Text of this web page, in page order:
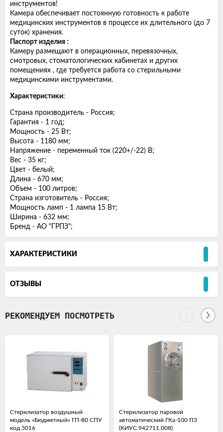
инструментов!
Камера обеспечивает постоянную готовность к работе
медицинских инструментов в процессе их длительного (до 7
суток) хранения.
Паспорт изделия :
Камеру размещают в операционных, перевязочных,
смотровых, стоматологических кабинетах и других
помещениях , где требуется работа со стерильными
медицинскими инструментами.
Характеристики:
Страна производитель - Россия;
Гарантия - 1 год;
Мощность - 25 Вт;
Высота - 1180 мм;
Напряжение - переменный ток (220+/-22) В;
Вес - 35 кг;
Цвет - белый;
Длина - 670 мм;
Объем - 100 литров;
Страна изготовитель - Россия;
Мощность ламп - 1 лампа 15 Вт;
Ширина - 632 мм;
Бренд - АО "ГРПЗ";
ХАРАКТЕРИСТИКИ
ОТЗЫВЫ
РЕКОМЕНДУЕМ ПОСМОТРЕТЬ
Стерилизатор воздушный
модель «Бюджетный» ГП-80 СПУ
код 3016
Стерилизатор паровой
автоматический ГКа-100 ПЗ
(КИУС.942711.008)